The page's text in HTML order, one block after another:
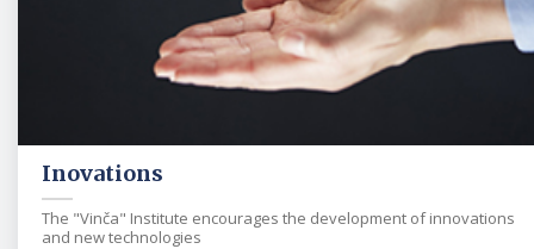
Inovations
The "Vinča" Institute encourages the development of innovations
and new technologies